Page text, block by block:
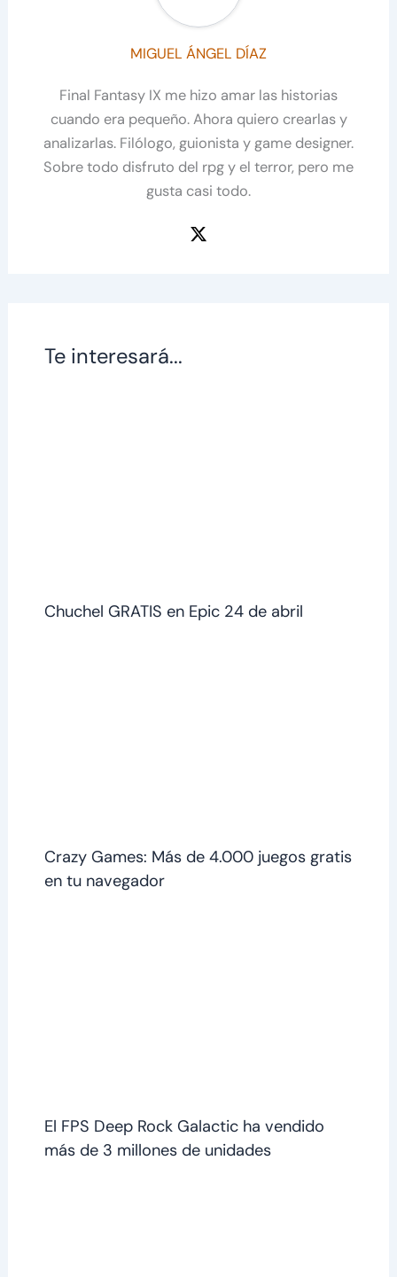
MIGUEL ÁNGEL DÍAZ
Final Fantasy IX me hizo amar las historias
cuando era pequeño. Ahora quiero crearlas y
analizarlas. Filólogo, guionista y game designer.
Sobre todo disfruto del rpg y el terror, pero me
gusta casi todo.
Te interesará...
Chuchel GRATIS en Epic 24 de abril
Crazy Games: Más de 4.000 juegos gratis
en tu navegador
El FPS Deep Rock Galactic ha vendido
más de 3 millones de unidades